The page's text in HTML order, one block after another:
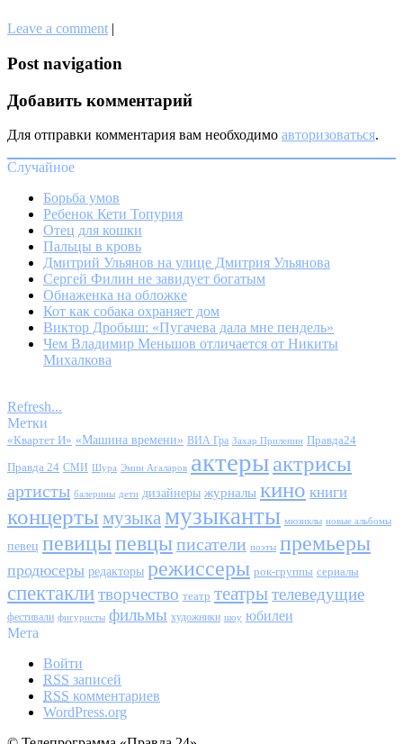
Leave a comment |
Post navigation
Добавить комментарий
Для отправки комментария вам необходимо авторизоваться.
Случайное
Борьба умов
Ребенок Кети Топурия
Отец для кошки
Пальцы в кровь
Дмитрий Ульянов на улице Дмитрия Ульянова
Сергей Филин не завидует богатым
Обнаженка на обложке
Кот как собака охраняет дом
Виктор Дробыш: «Пугачева дала мне пендель»
Чем Владимир Меньшов отличается от Никиты
Михалкова
Refresh...
Метки
«Квартет И» «Машина времени» ВИА Гра Захар Прилепин Правда24
Правда 24 СМИ Шура Эмин Агаларов актерыактрисы
артисты балерины дети дизайнеры журналы кино книги
концерты музыкамузыканты мюзиклы новые альбомы
певец певицыпевцыписатели поэты премьеры
продюсеры редакторы режиссеры рок-группы сериалы
спектаклитворчество театр театрытелеведущие
фестивали фигуристы фильмы художники шоу юбилеи
Мета
Войти
RSS записей
RSS комментариев
WordPress.org